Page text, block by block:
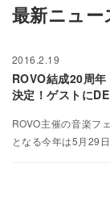
最新ニュー
2016.2.19
ROVO結成20周
決定！ゲストに
ROVO主催の音楽フ
となる今年は5月29